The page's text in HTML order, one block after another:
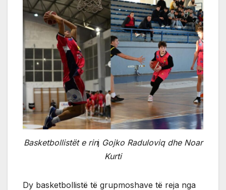
Basketbollistët e rinj Gojko Raduloviq dhe Noar
Kurti
Dy basketbollistë të grupmoshave të reja nga